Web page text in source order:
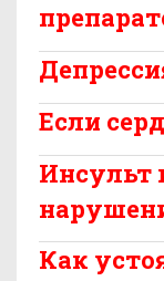
Если
Инсульт
Как